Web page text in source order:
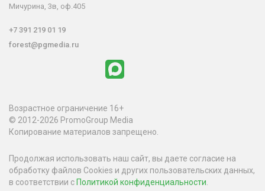
Мичурина, 3в, оф.405
+7 391 219 01 19
forest@pgmedia.ru
Возрастное ограничение 16+
© 2012-2026 PromoGroup Media
Копирование материалов запрещено.
Продолжая использовать наш сайт, вы даете согласие на
обработку файлов Cookies и других пользовательских данных,
в соответствии с Политикой конфиденциальности.